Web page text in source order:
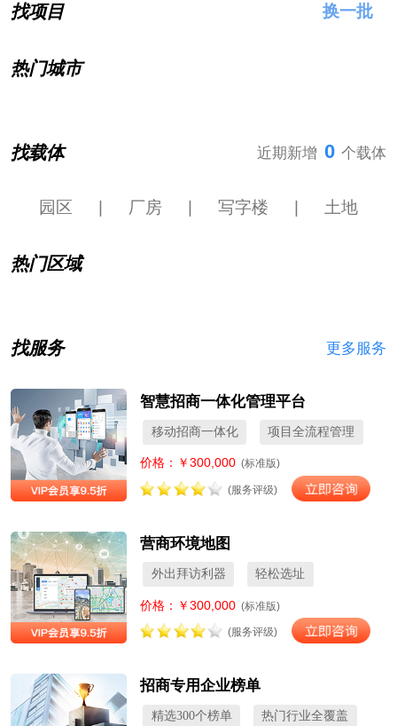
找项目 换一批
热门城市
找载体 近期新增 0 个载体
园区 厂房 写字楼 土地
热门区域
找服务 更多服务
智慧招商一体化管理平台
移动招商一体化 项目全流程管理
价格：￥300,000 (标准版)
(服务评级)
营商环境地图
外出拜访利器 轻松选址
价格：￥300,000 (标准版)
(服务评级)
招商专用企业榜单
精选300个榜单 热门行业全覆盖